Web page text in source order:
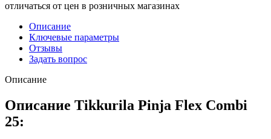
отличаться от цен в розничных магазинах
Описание
Ключевые параметры
Отзывы
Задать вопрос
Описание
Описание Tikkurila Pinja Flex Combi
25: